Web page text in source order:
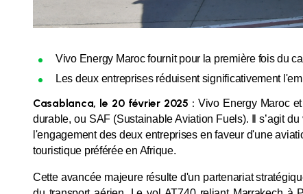
Vivo Energy Maroc fournit pour la première fois du
Les deux entreprises réduisent significativement
Casablanca, le 20 février 2025 : Vivo Energy Maroc
durable, ou SAF (Sustainable Aviation Fuels). Il s’agit
l'engagement des deux entreprises en faveur d'une
touristique préférée en Afrique.
Cette avancée majeure résulte d'un partenariat